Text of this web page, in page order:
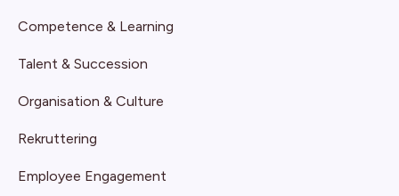
Competence & Learning
Talent & Succession
Organisation & Culture
Rekruttering
Employee Engagement